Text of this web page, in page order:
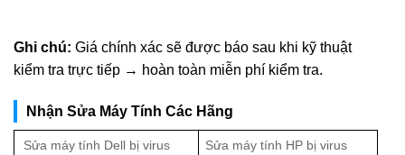
Ghi chú: Giá chính xác sẽ được báo sau khi kỹ thuật
kiểm tra trực tiếp → hoàn toàn miễn phí kiểm tra.
Nhận Sửa Máy Tính Các Hãng
Sửa máy tính Dell bị virus Sửa máy tính HP bị virus